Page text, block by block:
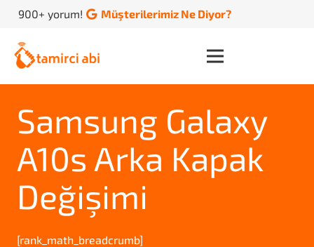
900+ yorum! Müşterilerimiz Ne Diyor?
Samsung Galaxy
A10s Arka Kapak
Değişimi
[rank_math_breadcrumb]